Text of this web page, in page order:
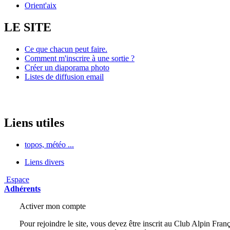
Orient'aix
LE SITE
Ce que chacun peut faire.
Comment m'inscrire à une sortie ?
Créer un diaporama photo
Listes de diffusion email
Liens utiles
topos, météo ...
Liens divers
Espace
Adhérents
Activer mon compte
Pour rejoindre le site, vous devez être inscrit au Club Alpin